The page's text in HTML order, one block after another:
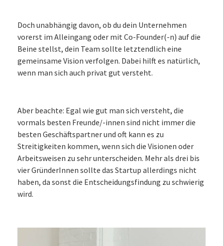
Doch unabhängig davon, ob du dein Unternehmen
vorerst im Alleingang oder mit Co-Founder(-n) auf die
Beine stellst, dein Team sollte letztendlich eine
gemeinsame Vision verfolgen. Dabei hilft es natürlich,
wenn man sich auch privat gut versteht.
Aber beachte: Egal wie gut man sich versteht, die
vormals besten Freunde/-innen sind nicht immer die
besten Geschäftspartner und oft kann es zu
Streitigkeiten kommen, wenn sich die Visionen oder
Arbeitsweisen zu sehr unterscheiden. Mehr als drei bis
vier GründerInnen sollte das Startup allerdings nicht
haben, da sonst die Entscheidungsfindung zu schwierig
wird.